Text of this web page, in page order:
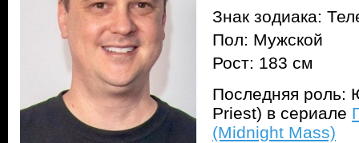
Знак зодиака:
Пол: Мужской
Рост: 183 см
Последняя роль:
Priest) в сериале
(Midnight Mass)